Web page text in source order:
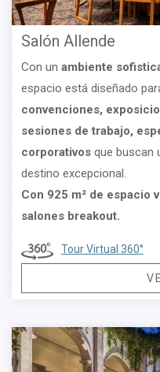
en México.
SOLICITA UNA PROPUESTA
Salón Allende
Con un ambiente
espacio está diseñado
convenciones,
sesiones de trabajo,
corporativos que buscan
destino excepcional.
Con 925 m² de espacio
salones breakout.
Tour Virtual 360°